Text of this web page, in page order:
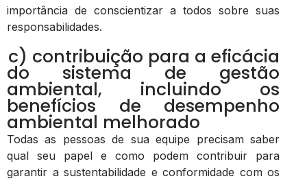
importância de conscientizar a todos sobre suas
responsabilidades.
c) contribuição para a eficácia
do sistema de gestão
ambiental, incluindo os
benefícios de desempenho
ambiental melhorado
Todas as pessoas de sua equipe precisam saber
qual seu papel e como podem contribuir para
garantir a sustentabilidade e conformidade com os